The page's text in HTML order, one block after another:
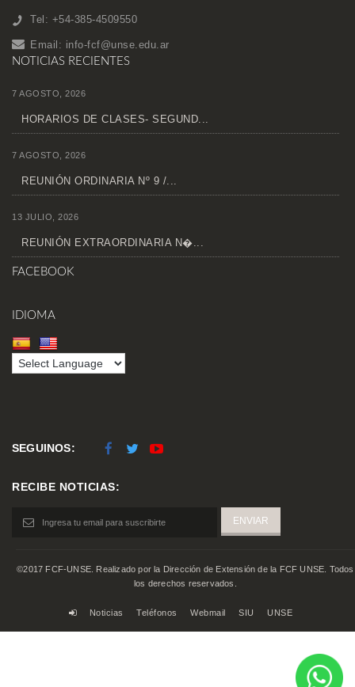
Tel: +54-385-4509550
Email: info-fcf@unse.edu.ar
NOTICIAS RECIENTES
7 AGOSTO, 2026
HORARIOS DE CLASES- SEGUND...
7 AGOSTO, 2026
REUNIÓN ORDINARIA Nº 9 /...
13 JULIO, 2026
REUNIÓN EXTRAORDINARIA N�...
FACEBOOK
IDIOMA
SEGUINOS:
RECIBE NOTICIAS:
©2017 FCF-UNSE. Realizado por la Dirección de Extensión de la FCF UNSE. Todos
los derechos reservados.
Noticias Teléfonos Webmail SIU UNSE